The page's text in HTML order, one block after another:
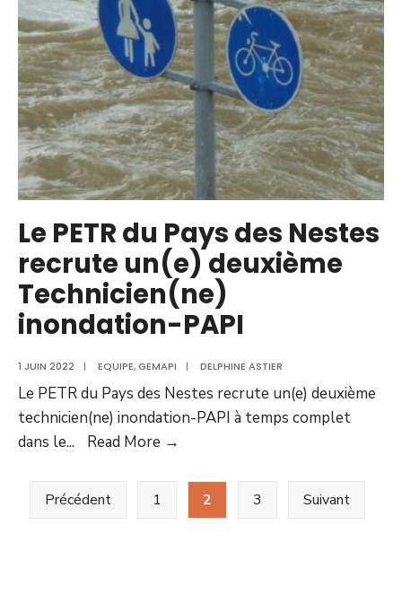
Le PETR du Pays des Nestes
recrute un(e) deuxième
Technicien(ne)
inondation-PAPI
1 JUIN 2022 | EQUIPE,GEMAPI | DELPHINE ASTIER
Le PETR du Pays des Nestes recrute un(e) deuxième
technicien(ne) inondation-PAPI à temps complet
dans le... Read More →
Précédent 1 2 3 Suivant